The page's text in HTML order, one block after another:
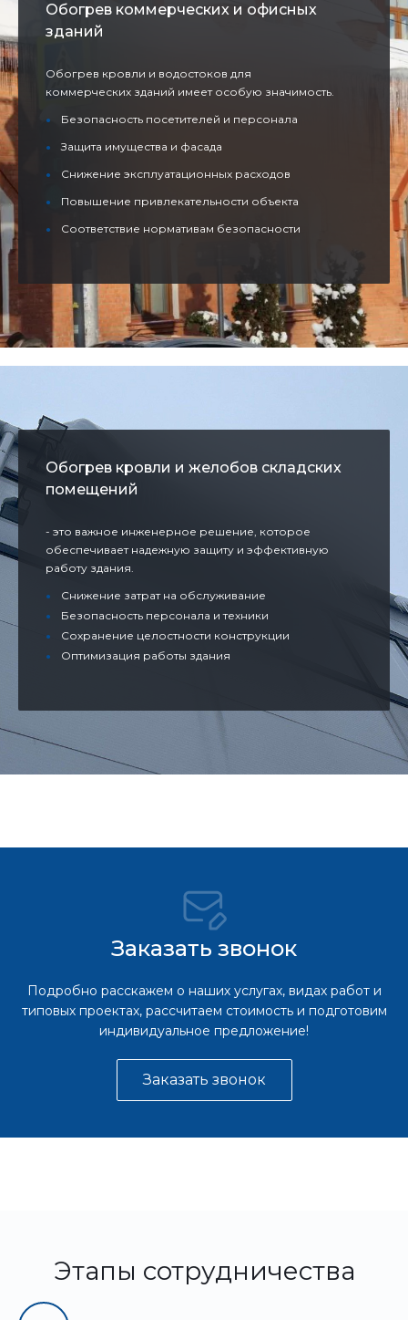
Обогрев коммерческих и офисных
зданий
Обогрев кровли и водостоков для
коммерческих зданий имеет особую значимость.
Безопасность посетителей и персонала
Защита имущества и фасада
Снижение эксплуатационных расходов
Повышение привлекательности объекта
Соответствие нормативам безопасности
Обогрев кровли и желобов складских
помещений
- это важное инженерное решение, которое
обеспечивает надежную защиту и эффективную
работу здания.
Снижение затрат на обслуживание
Безопасность персонала и техники
Сохранение целостности конструкции
Оптимизация работы здания
Заказать звонок
Подробно расскажем о наших услугах, видах работ и
типовых проектах, рассчитаем стоимость и подготовим
индивидуальное предложение!
Заказать звонок
Этапы сотрудничества